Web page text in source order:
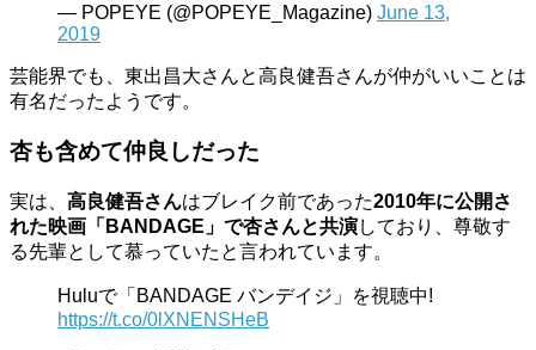
— POPEYE (@POPEYE_Magazine) June 13,
2019
芸能界でも、東出昌大さんと高良健吾さんが仲がいいことは
有名だったようです。
杏も含めて仲良しだった
実は、 高良健吾さんはブレイク前であった2010年に公開さ
れた映画「BANDAGE」で杏さんと共演しており、尊敬す
る先輩として慕っていたと言われています。
Huluで「BANDAGE バンデイジ」を視聴中!
https://t.co/0lXNENSHeB